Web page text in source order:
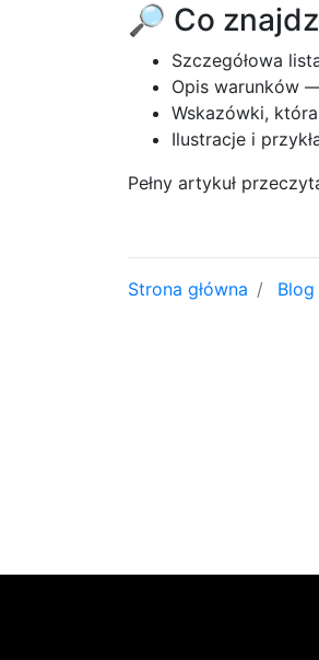
🔎 Co
Szczegółowa
Opis warunków
Wskazówki,
Ilustracje i
Pełny artykuł
Strona główna Blog